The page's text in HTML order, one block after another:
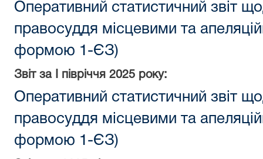
Оперативний статистичний звіт
правосуддя місцевими та
формою 1-ЄЗ)
Звіт за I півріччя 2025 року:
Оперативний статистичний звіт
правосуддя місцевими та
формою 1-ЄЗ)